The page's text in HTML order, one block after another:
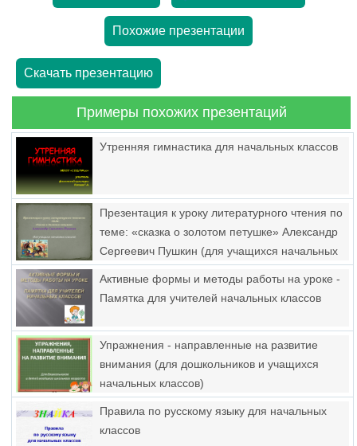
Похожие презентации
Скачать презентацию
Примеры похожих презентаций
Утренняя гимнастика для начальных классов
Презентация к уроку литературного чтения по
теме: «сказка о золотом петушке» Александр
Сергеевич Пушкин (для учащихся начальных
Активные формы и методы работы на уроке -
Памятка для учителей начальных классов
Упражнения - направленные на развитие
внимания (для дошкольников и учащихся
начальных классов)
Правила по русскому языку для начальных
классов